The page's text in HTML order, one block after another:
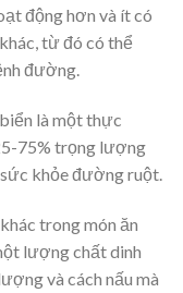
động hơn và ít có
từ đó có thể
đường.
là một thực
75% trọng lượng
khỏe đường ruột.
trong món ăn
lượng chất dinh
và cách nấu mà